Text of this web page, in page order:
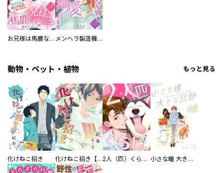
お兄様は馬鹿なんですか？～地味王女は婚約破棄に巻き込まれる～ メンヘラ製造機の公爵令息（過保護）が溺愛してきます
動物・ペット・植物 もっと見る
化けねこ招き 化けねこ招き【描きおろし付合冊版】 2人（匹）くらし。 小さな瞳 大きな鼓動